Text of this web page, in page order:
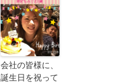
会社の皆様に、
誕生日を祝って